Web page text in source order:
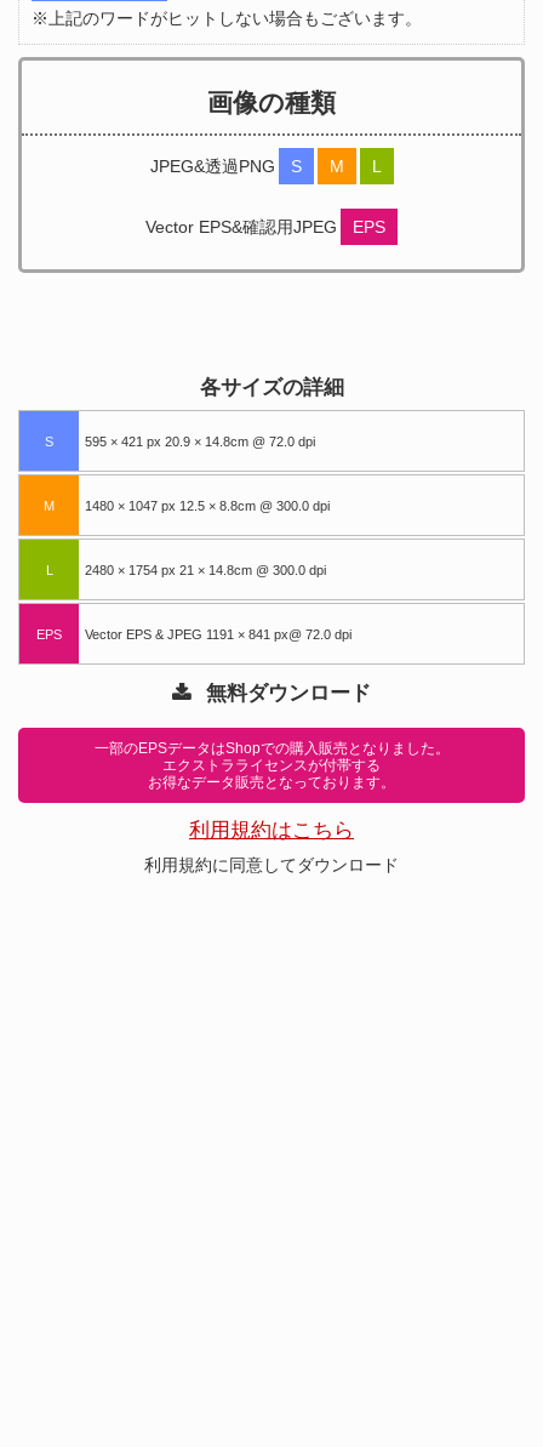
※上記のワードがヒットしない場合もございます。
画像の種類
JPEG&透過PNG S M L
Vector EPS&確認用JPEG EPS
各サイズの詳細
S 595 × 421 px 20.9 × 14.8cm @ 72.0 dpi
M 1480 × 1047 px 12.5 × 8.8cm @ 300.0 dpi
L 2480 × 1754 px 21 × 14.8cm @ 300.0 dpi
EPS Vector EPS & JPEG 1191 × 841 px@ 72.0 dpi
無料ダウンロード
一部のEPSデータはShopでの購入販売となりました。
エクストラライセンスが付帯する
お得なデータ販売となっております。
利用規約はこちら
利用規約に同意してダウンロード